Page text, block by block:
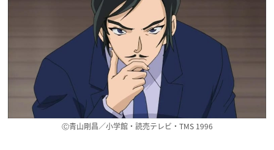
Ⓒ青山剛昌／小学館・読売テレビ・TMS 1996